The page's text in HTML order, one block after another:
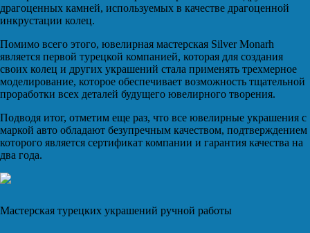
драгоценных камней, используемых в качестве драгоценной
инкрустации колец.
Помимо всего этого, ювелирная мастерская Silver Monarh
является первой турецкой компанией, которая для создания
своих колец и других украшений стала применять трехмерное
моделирование, которое обеспечивает возможность тщательной
проработки всех деталей будущего ювелирного творения.
Подводя итог, отметим еще раз, что все ювелирные украшения с
маркой авто обладают безупречным качеством, подтверждением
которого является сертификат компании и гарантия качества на
два года.
Мастерская турецких украшений ручной работы